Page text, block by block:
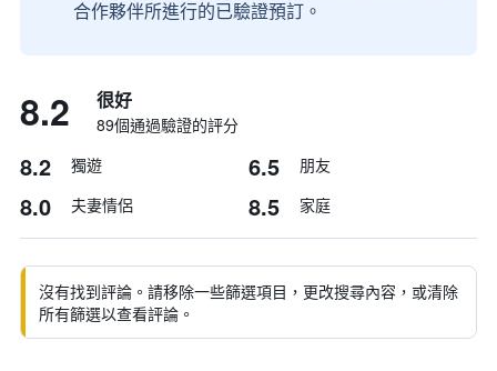
合作夥伴所進行的已驗證預訂。
8.2 很好
89個通過驗證的評分
8.2 獨遊 6.5 朋友
8.0 夫妻情侶 8.5 家庭
沒有找到評論。請移除一些篩選項目，更改搜尋內容，或清除
所有篩選以查看評論。